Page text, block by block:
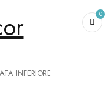
0
INFERIORE